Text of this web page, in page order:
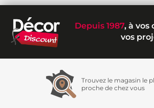
Depuis 1987, à vos
vos
Trouvez le magasin le
proche de chez vous